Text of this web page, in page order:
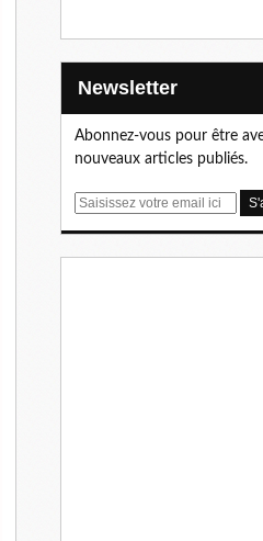
Newsletter
Abonnez-vous pour être
nouveaux articles publiés.
E